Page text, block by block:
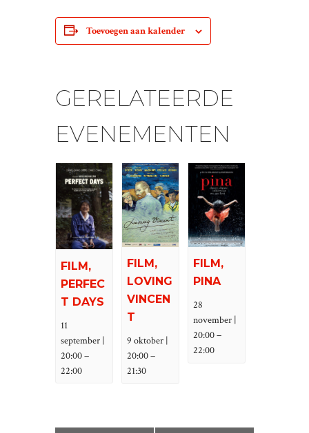
Toevoegen aan kalender
GERELATEERDE
EVENEMENTEN
FILM,
PERFEC
T DAYS
11
september |
20:00–
22:00
FILM,
LOVING
VINCEN
T
9 oktober |
20:00–
21:30
FILM,
PINA
28
november |
20:00–
22:00